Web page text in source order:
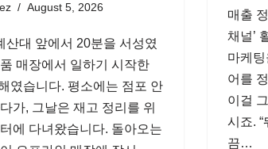
August 5, 2026
산대 앞에서 20분을 서성였
매장에서 일하기 시작한
였습니다. 평소에는 점포 안
가, 그날은 재고 정리를 위
에 다녀왔습니다. 돌아오는
매출
채널’
마케팅
어를
이걸
시죠.
끔…